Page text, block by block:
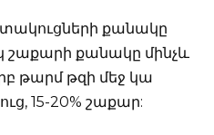
քանակը
շաքարի քանակը մինչև
թարմ թզի մեջ կա
15-20% շաքար: